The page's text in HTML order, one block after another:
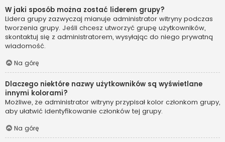
W jaki sposób można zostać liderem grupy?
Lidera grupy zazwyczaj mianuje administrator witryny podczas
tworzenia grupy. Jeśli chcesz utworzyć grupę użytkowników,
skontaktuj się z administratorem, wysyłając do niego prywatną
wiadomość.
Na górę
Dlaczego niektóre nazwy użytkowników są wyświetlane
innymi kolorami?
Możliwe, że administrator witryny przypisał kolor członkom grupy,
aby ułatwić identyfikowanie członków tej grupy.
Na górę